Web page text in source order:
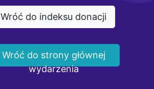
Wróć do indeksu donacji
Wróć do strony głównej
wydarzenia